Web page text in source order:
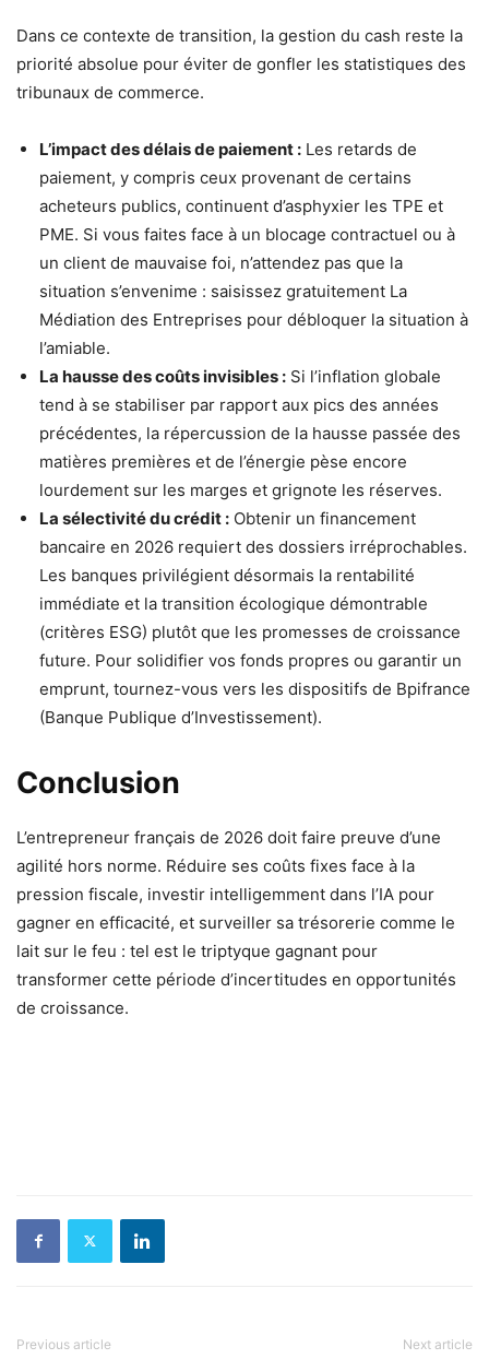
Dans ce contexte de transition, la gestion du cash reste la
priorité absolue pour éviter de gonfler les statistiques des
tribunaux de commerce.
L’impact des délais de paiement : Les retards de
paiement, y compris ceux provenant de certains
acheteurs publics, continuent d’asphyxier les TPE et
PME. Si vous faites face à un blocage contractuel ou à
un client de mauvaise foi, n’attendez pas que la
situation s’envenime : saisissez gratuitement La
Médiation des Entreprises pour débloquer la situation à
l’amiable.
La hausse des coûts invisibles : Si l’inflation globale
tend à se stabiliser par rapport aux pics des années
précédentes, la répercussion de la hausse passée des
matières premières et de l’énergie pèse encore
lourdement sur les marges et grignote les réserves.
La sélectivité du crédit : Obtenir un financement
bancaire en 2026 requiert des dossiers irréprochables.
Les banques privilégient désormais la rentabilité
immédiate et la transition écologique démontrable
(critères ESG) plutôt que les promesses de croissance
future. Pour solidifier vos fonds propres ou garantir un
emprunt, tournez-vous vers les dispositifs de Bpifrance
(Banque Publique d’Investissement).
Conclusion
L’entrepreneur français de 2026 doit faire preuve d’une
agilité hors norme. Réduire ses coûts fixes face à la
pression fiscale, investir intelligemment dans l’IA pour
gagner en efficacité, et surveiller sa trésorerie comme le
lait sur le feu : tel est le triptyque gagnant pour
transformer cette période d’incertitudes en opportunités
de croissance.
Previous article Next article